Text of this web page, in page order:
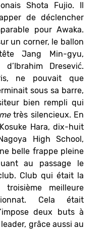
Shota Fujio. Il
de déclencher
pour Awaka.
un corner, le ballon
Jang Min-gyu,
Dresević.
ne pouvait que
sous sa barre,
bien rempli qui
très silencieux. En
Hara, dix-huit
High School,
belle frappe pleine
au passage le
Club qui était la
meilleure
Cela était
deux buts à
grâce aussi au